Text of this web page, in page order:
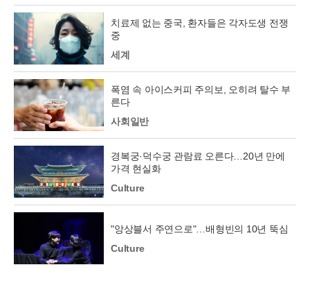
치료제 없는 중국, 환자들은 각자도생 전쟁
중
세계
폭염 속 아이스커피 주의보, 오히려 탈수 부
른다
사회일반
경복궁·덕수궁 관람료 오른다…20년 만에
가격 현실화
Culture
"앙상블서 주연으로"…배형빈의 10년 뚝심
Culture